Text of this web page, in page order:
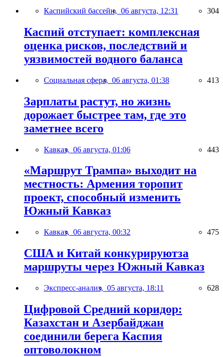
Каспийский бассейн, 06 августа, 12:31 304
Каспий отступает: комплексная
оценка рисков, последствий и
уязвимостей водного баланса
Социальная сфера, 06 августа, 01:38 413
Зарплаты растут, но жизнь
дорожает быстрее там, где это
заметнее всего
Кавказ, 06 августа, 01:06 443
«Маршрут Трампа» выходит на
местность: Армения торопит
проект, способный изменить
Южный Кавказ
Кавказ, 06 августа, 00:32 475
США и Китай конкурируютза
маршруты через Южный Кавказ
Экспресс-анализ, 05 августа, 18:11 628
Цифровой Средний коридор:
Казахстан и Азербайджан
соединили берега Каспия
оптоволокном